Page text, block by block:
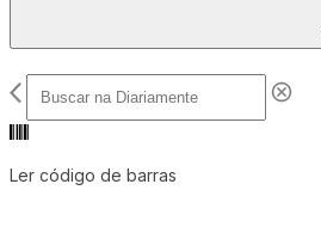
Ler código de barras